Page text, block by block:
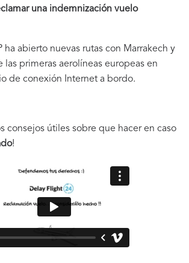
una indemnización vuelo
ha abierto nuevas rutas con Marrakech y
las primeras aerolíneas europeas en
de conexión Internet a bordo.
consejos útiles sobre que hacer en caso
!